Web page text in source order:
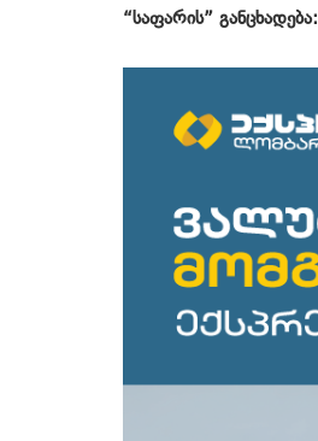
“საფარის” განცხადება: